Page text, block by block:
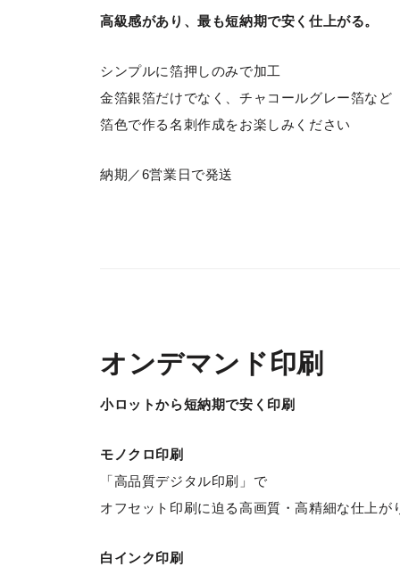
高級感があり、最も短納期で安く仕上がる。
シンプルに箔押しのみで加工
金箔銀箔だけでなく、チャコールグレー箔など
箔色で作る名刺作成をお楽しみください
納期／6営業日で発送
オンデマンド印刷
小ロットから短納期で安く印刷
モノクロ印刷
「高品質デジタル印刷」で
オフセット印刷に迫る高画質・高精細な仕上が
白インク印刷